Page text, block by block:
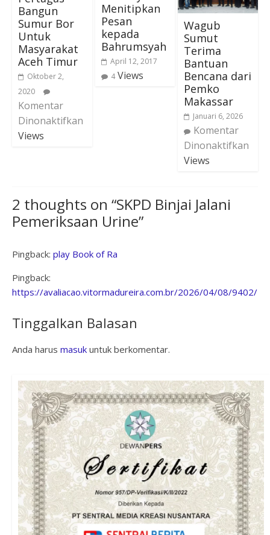
Bangun
Sumur Bor
Untuk
Masyarakat
Aceh Timur
Oktober 2,
2020
Komentar
Dinonaktifkan
Views
Menitipkan
Pesan
kepada
Bahrumsyah
April 12, 2017
4 Views
Wagub
Sumut
Terima
Bantuan
Bencana dari
Pemko
Makassar
Januari 6, 2026
Komentar
Dinonaktifkan
Views
2 thoughts on “SKPD Binjai Jalani
Pemeriksaan Urine”
Pingback: play Book of Ra
Pingback:
https://avaliacao.vitormadureira.com.br/2026/04/08/9402/
Tinggalkan Balasan
Anda harus masukuntuk berkomentar.